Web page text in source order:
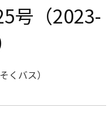
号（2023-
くバス）